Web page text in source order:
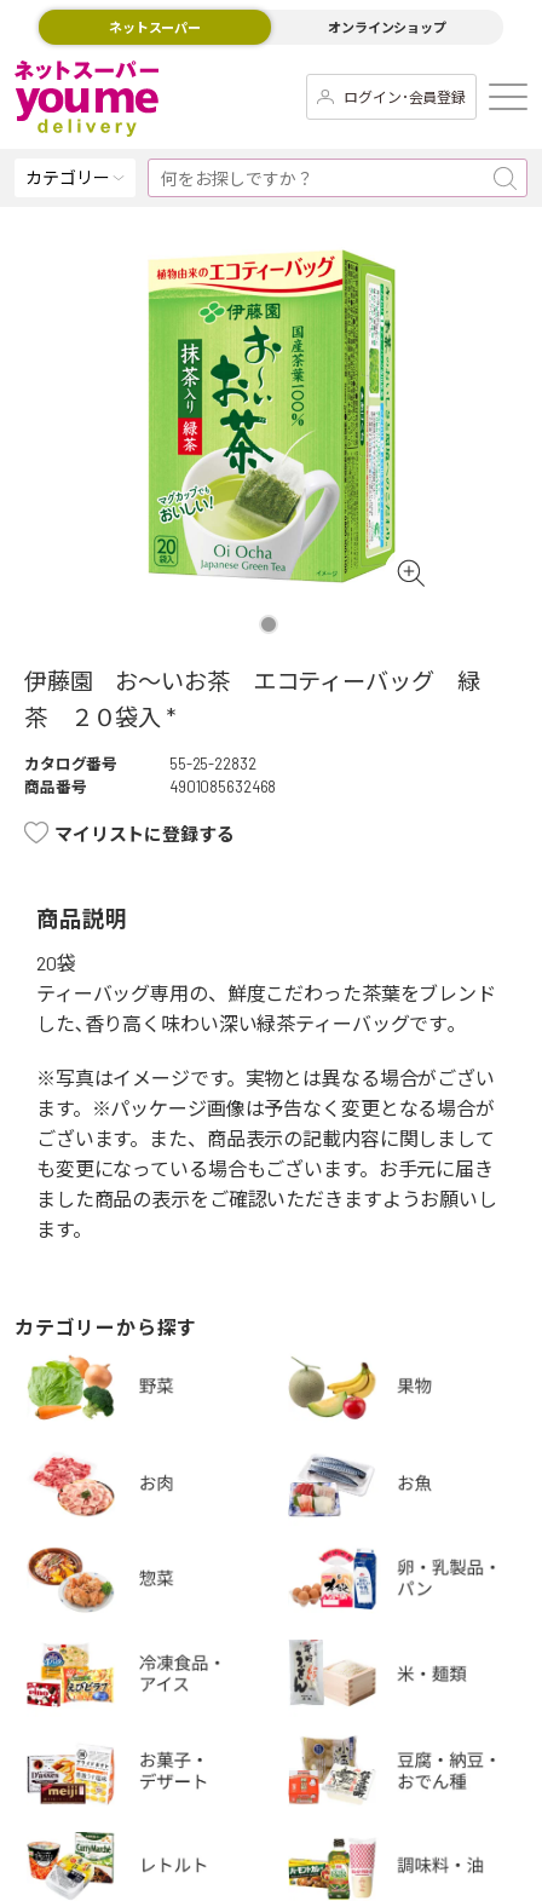
ネットスーパー オンラインショップ
ログイン･会員登録
カテゴリー
伊藤園 お～いお茶 エコティーバッグ 緑
茶 ２０袋入 *
カタログ番号
55-25-22832
商品番号
4901085632468
マイリストに登録する
商品説明
20袋
ティーバッグ専用の、鮮度こだわった茶葉をブレンド
した､香り高く味わい深い緑茶ティーバッグです｡
※写真はイメージです。実物とは異なる場合がござい
ます。※パッケージ画像は予告なく変更となる場合が
ございます。また、商品表示の記載内容に関しまして
も変更になっている場合もございます。お手元に届き
ました商品の表示をご確認いただきますようお願いし
ます。
カテゴリーから探す